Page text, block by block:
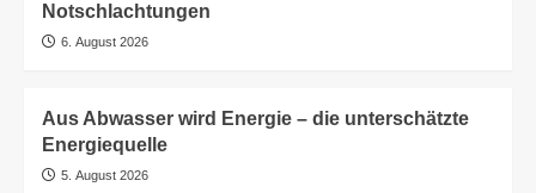
Notschlachtungen
6. August 2026
Aus Abwasser wird Energie – die unterschätzte
Energiequelle
5. August 2026